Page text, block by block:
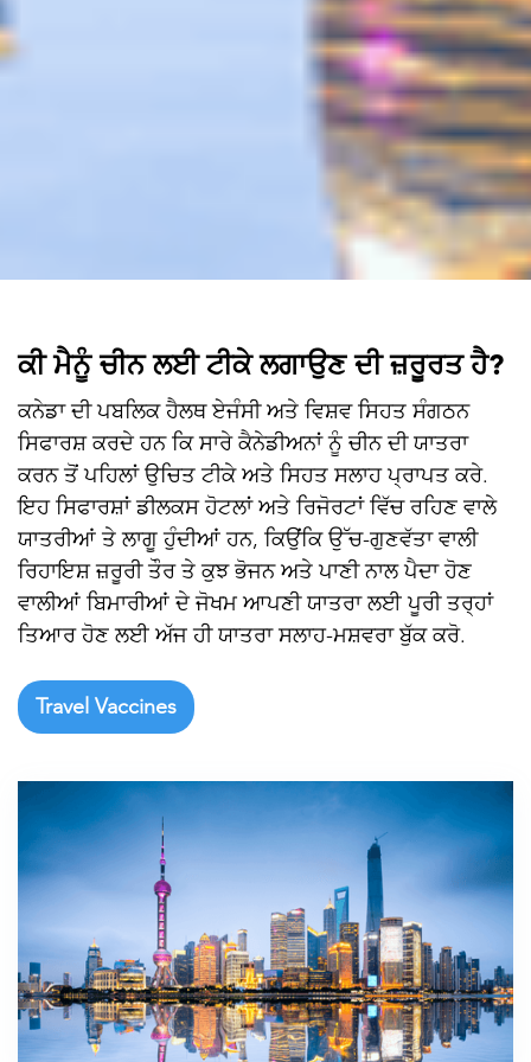
ਕੀ ਮੈਨੂੰ ਚੀਨ ਲਈ ਟੀਕੇ ਲਗਾਉਣ ਦੀ ਜ਼ਰੂਰਤ ਹੈ?
ਕਨੇਡਾ ਦੀ ਪਬਲਿਕ ਹੈਲਥ ਏਜੰਸੀ ਅਤੇ ਵਿਸ਼ਵ ਸਿਹਤ ਸੰਗਠਨ
ਸਿਫਾਰਸ਼ ਕਰਦੇ ਹਨ ਕਿ ਸਾਰੇ ਕੈਨੇਡੀਅਨਾਂ ਨੂੰ ਚੀਨ ਦੀ ਯਾਤਰਾ
ਕਰਨ ਤੋਂ ਪਹਿਲਾਂ ਉਚਿਤ ਟੀਕੇ ਅਤੇ ਸਿਹਤ ਸਲਾਹ ਪ੍ਰਾਪਤ ਕਰੇ.
ਇਹ ਸਿਫਾਰਸ਼ਾਂ ਡੀਲਕਸ ਹੋਟਲਾਂ ਅਤੇ ਰਿਜੋਰਟਾਂ ਵਿੱਚ ਰਹਿਣ ਵਾਲੇ
ਯਾਤਰੀਆਂ ਤੇ ਲਾਗੂ ਹੁੰਦੀਆਂ ਹਨ, ਕਿਉਂਕਿ ਉੱਚ-ਗੁਣਵੱਤਾ ਵਾਲੀ
ਰਿਹਾਇਸ਼ ਜ਼ਰੂਰੀ ਤੌਰ ਤੇ ਕੁਝ ਭੋਜਨ ਅਤੇ ਪਾਣੀ ਨਾਲ ਪੈਦਾ ਹੋਣ
ਵਾਲੀਆਂ ਬਿਮਾਰੀਆਂ ਦੇ ਜੋਖਮ ਆਪਣੀ ਯਾਤਰਾ ਲਈ ਪੂਰੀ ਤਰ੍ਹਾਂ
ਤਿਆਰ ਹੋਣ ਲਈ ਅੱਜ ਹੀ ਯਾਤਰਾ ਸਲਾਹ-ਮਸ਼ਵਰਾ ਬੁੱਕ ਕਰੋ.
Travel Vaccines